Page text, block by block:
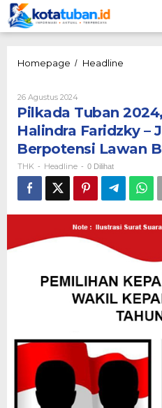
Lewati
ke
konten
Homepage / Headline
Aditya
Halindra
Faridzky
–
Sarwono
Lawan
Bumbung
Kosong
26 Agustus 2024Oleh
THK
Pilkada Tuban
Halindra Faridzky –
Berpotensi Lawan
THK - Headline - 0 Dilihat